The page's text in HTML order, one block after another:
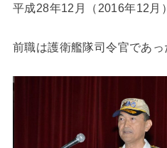
平成28年12月（2016年12
前職は護衛艦隊司令官であっ